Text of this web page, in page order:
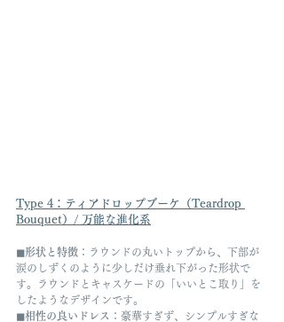
Type 4： ティアドロップブーケ（Teardrop
Bouquet） / 万能な進化系
◼︎形状と特徴 ：ラウンドの丸いトップから、下部が
涙のしずくのように少しだけ垂れ下がった形状で
す。ラウンドとキャスケードの「いいとこ取り」を
したようなデザインです。
◼︎相性の良いドレス ：豪華すぎず、シンプルすぎな